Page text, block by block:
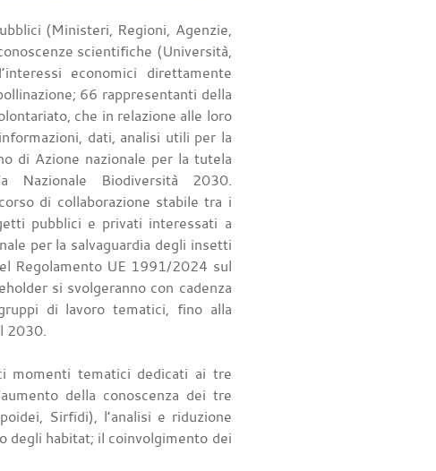
(Ministeri, Regioni, Agenzie,
scientifiche (Università,
economici direttamente
66 rappresentanti della
che in relazione alle loro
dati, analisi utili per la
di Azione nazionale per la tutela
Nazionale Biodiversità 2030.
di collaborazione stabile tra i
pubblici e privati interessati a
per la salvaguardia degli insetti
Regolamento UE 1991/2024 sul
si svolgeranno con cadenza
di lavoro tematici, fino alla
2030.
momenti tematici dedicati ai tre
della conoscenza dei tre
Sirfidi), l’analisi e riduzione
degli habitat; il coinvolgimento dei